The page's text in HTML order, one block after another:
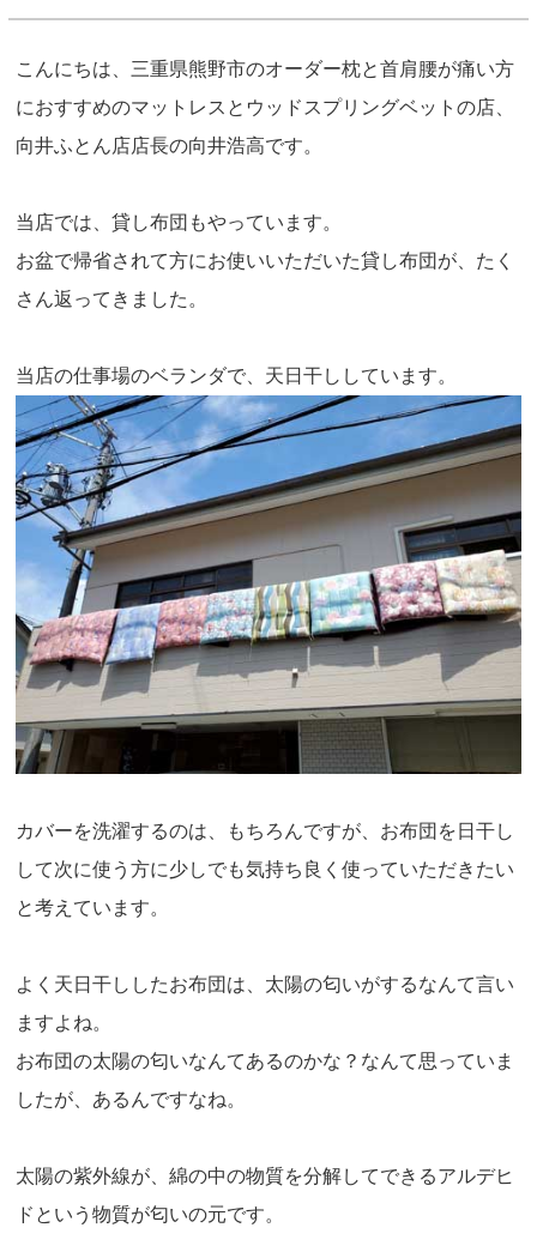
こんにちは、三重県熊野市のオーダー枕と首肩腰が痛い方
におすすめのマットレスとウッドスプリングベットの店、
向井ふとん店店長の向井浩高です。
当店では、貸し布団もやっています。
お盆で帰省されて方にお使いいただいた貸し布団が、たく
さん返ってきました。
当店の仕事場のベランダで、天日干ししています。
カバーを洗濯するのは、もちろんですが、お布団を日干し
して次に使う方に少しでも気持ち良く使っていただきたい
と考えています。
よく天日干ししたお布団は、太陽の匂いがするなんて言い
ますよね。
お布団の太陽の匂いなんてあるのかな？なんて思っていま
したが、あるんですなね。
太陽の紫外線が、綿の中の物質を分解してできるアルデヒ
ドという物質が匂いの元です。